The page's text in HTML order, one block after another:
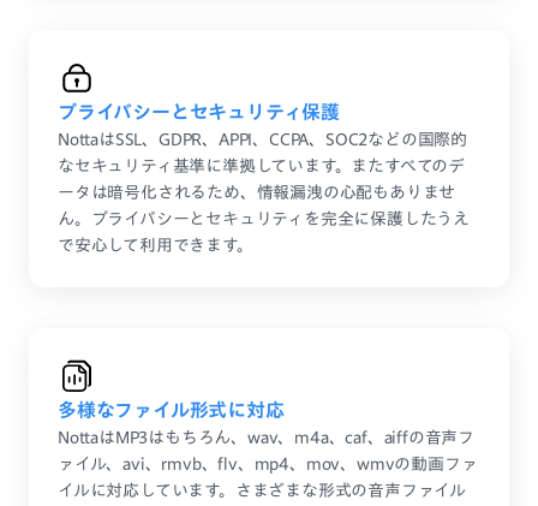
プライバシーとセキュリティ保護
NottaはSSL、GDPR、APPI、CCPA、SOC2などの国際的
なセキュリティ基準に準拠しています。またすべてのデ
ータは暗号化されるため、情報漏洩の心配もありませ
ん。プライバシーとセキュリティを完全に保護したうえ
で安心して利用できます。
多様なファイル形式に対応
NottaはMP3はもちろん、wav、m4a、caf、aiffの音声フ
ァイル、avi、rmvb、flv、mp4、mov、wmvの動画ファ
イルに対応しています。さまざまな形式の音声ファイル